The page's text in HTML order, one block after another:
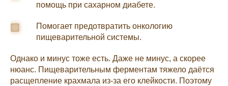
помощь при сахарном диабете.
Помогает предотвратить онкологию
пищеварительной системы.
Однако и минус тоже есть. Даже не минус, а скорее
нюанс. Пищеварительным ферментам тяжело даётся
расщепление крахмала из-за его клейкости. Поэтому